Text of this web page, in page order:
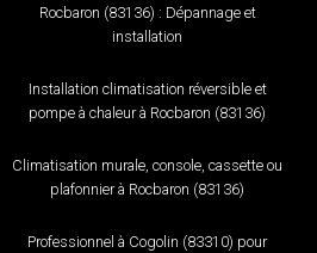
Rocbaron (83136) : Dépannage et
installation
Installation climatisation réversible et
pompe à chaleur à Rocbaron (83136)
Climatisation murale, console, cassette ou
plafonnier à Rocbaron (83136)
Professionnel à Cogolin (83310) pour